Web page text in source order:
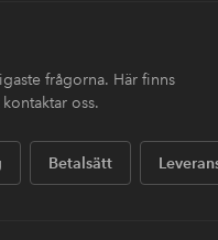
frågorna. Här finns
oss.
Betalsätt